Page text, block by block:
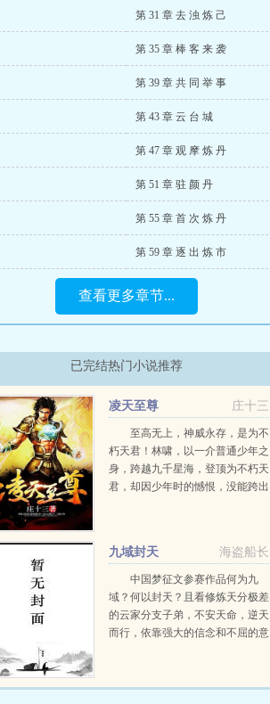
第 31 章 去 浊 炼 己
第 35 章 棒 客 来 袭
第 39 章 共 同 举 事
第 43 章 云 台 城
第 47 章 观 摩 炼 丹
第 51 章 驻 颜 丹
第 55 章 首 次 炼 丹
第 59 章 逐 出 炼 市
查看更多章节...
已完结热门小说推荐
庄十三
凌天至尊
至高无上，神威永存，是为不
朽天君！林啸，以一介普通少年之
身，跨越九千星海，登顶为不朽天
君，却因少年时的憾恨，没能跨出
海盗船长
九域封天
中国梦征文参赛作品何为九
域？何以封天？且看修炼天分极差
的云家分支子弟，不安天命，逆天
而行，依靠强大的信念和不屈的意